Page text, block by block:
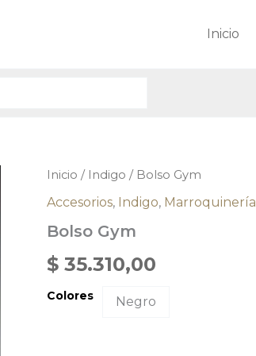
Inicio
Inicio / Indigo / Bolso Gym
Accesorios, Indigo, Marroquinería
Bolso Gym
$ 35.310,00
Colores Negro
Bolso
cantidad